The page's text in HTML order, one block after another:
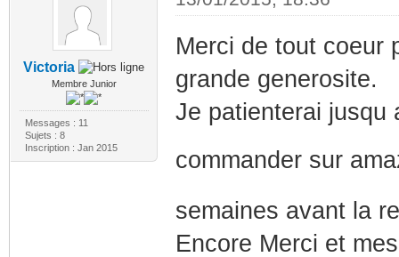
Victoria
Membre Junior
Messages : 11
Sujets : 8
Inscription : Jan 2015
Merci de tout coeur
grande generosite.
Je patienterai jusqu
commander sur
semaines avant la
Encore Merci et